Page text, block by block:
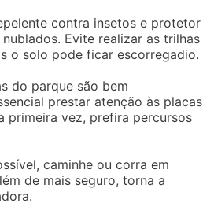
contra insetos e protetor
Evite realizar as trilhas
o solo pode ficar escorregadio.
do parque são bem
prestar atenção às placas
primeira vez, prefira percursos
caminhe ou corra em
de mais seguro, torna a